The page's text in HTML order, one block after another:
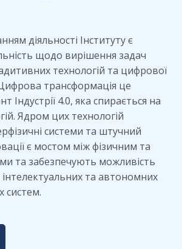
діяльності Інституту є
щодо вирішення задач
технологій та цифрової
трансформація це
Індустрії 4.0, яка спирається на
Ядром цих технологій
системи та штучний
є мостом між фізичним та
та забезпечують можливість
та автономних
систем.